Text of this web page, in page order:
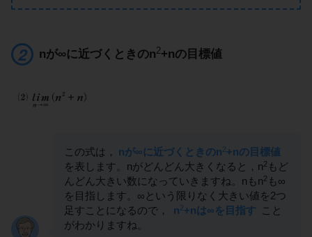
nが∞に近づくときのn2+nの目標値
この式は， nが∞に近づくときのn2+nの目標値
を表します。nがどんどん大きくなると，n2 もど
んどん大きい数になっていきますね。nもn2 も∞
を目指します。∞という限りなく大きい値を2つ
足すことになるので，
n2+nは∞を目指す
こと
がわかりますね。